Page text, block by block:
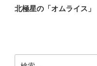
ゲ
ン
の
北極星の「オムライス」